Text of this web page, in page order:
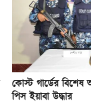
কোস্ট গার্ডের বিশেষ
পিস ইয়াবা উদ্ধার